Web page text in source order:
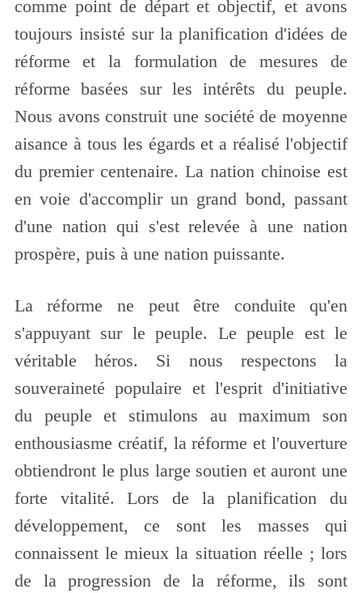
comme point de départ et objectif, et avons
toujours insisté sur la planification d'idées de
réforme et la formulation de mesures de
réforme basées sur les intérêts du peuple.
Nous avons construit une société de moyenne
aisance à tous les égards et a réalisé l'objectif
du premier centenaire. La nation chinoise est
en voie d'accomplir un grand bond, passant
d'une nation qui s'est relevée à une nation
prospère, puis à une nation puissante.
La réforme ne peut être conduite qu'en
s'appuyant sur le peuple. Le peuple est le
véritable héros. Si nous respectons la
souveraineté populaire et l'esprit d'initiative
du peuple et stimulons au maximum son
enthousiasme créatif, la réforme et l'ouverture
obtiendront le plus large soutien et auront une
forte vitalité. Lors de la planification du
développement, ce sont les masses qui
connaissent le mieux la situation réelle ; lors
de la progression de la réforme, ils sont